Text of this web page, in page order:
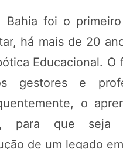
Bahia foi o
há mais de 20
Educacional. O
gestores e
o
para que seja
de um legado